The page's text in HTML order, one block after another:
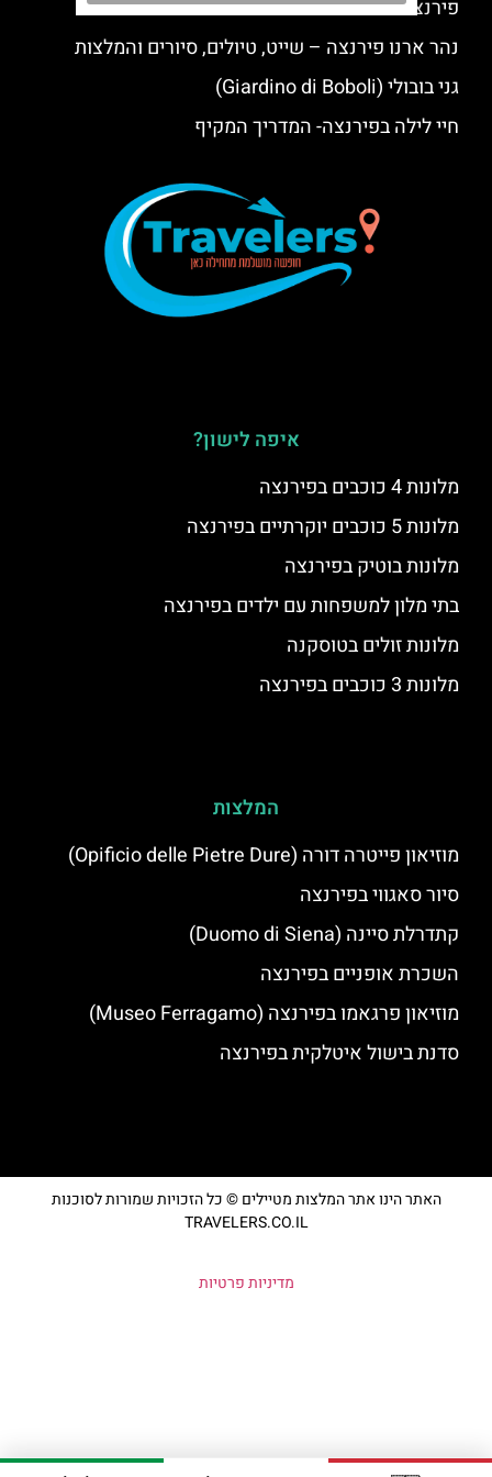
פירנצה בכריסמס – חג המולד בפירנצה
נהר ארנו פירנצה – שייט, טיולים, סיורים והמלצות
גני בובולי (Giardino di Boboli)
חיי לילה בפירנצה- המדריך המקיף
איפה לישון?
מלונות 4 כוכבים בפירנצה
מלונות 5 כוכבים יוקרתיים בפירנצה
מלונות בוטיק בפירנצה
בתי מלון למשפחות עם ילדים בפירנצה
מלונות זולים בטוסקנה
מלונות 3 כוכבים בפירנצה
המלצות
מוזיאון פייטרה דורה (Opificio delle Pietre Dure)
סיור סאגווי בפירנצה
קתדרלת סיינה (Duomo di Siena)
השכרת אופניים בפירנצה
מוזיאון פרגאמו בפירנצה (Museo Ferragamo)
סדנת בישול איטלקית בפירנצה
האתר הינו אתר המלצות מטיילים © כל הזכויות שמורות לסוכנות
TRAVELERS.CO.IL
מדיניות פרטיות